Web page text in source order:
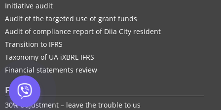
Initiative audit
Audit of the targeted use of grant funds
Audit of compliance report of Diia City resident
Transition to IFRS
Taxonomy of UA іXBRL IFRS
Financial statements review
FTP
30% adjustment – leave the trouble to us